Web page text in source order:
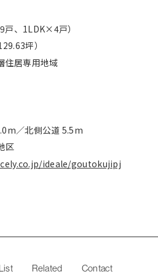
、1LDK×4戸）
坪）
住居専用地域
／北側公道 5.5m
区
ideale/goutokujipj
List Related Contact